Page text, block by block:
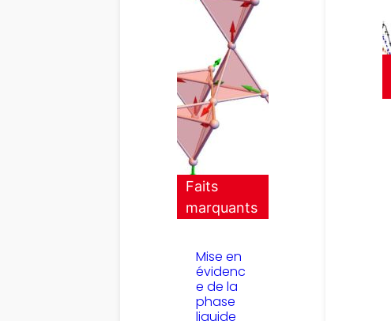
Faits
marquants
Mise en
évidenc
e de la
phase
liquide